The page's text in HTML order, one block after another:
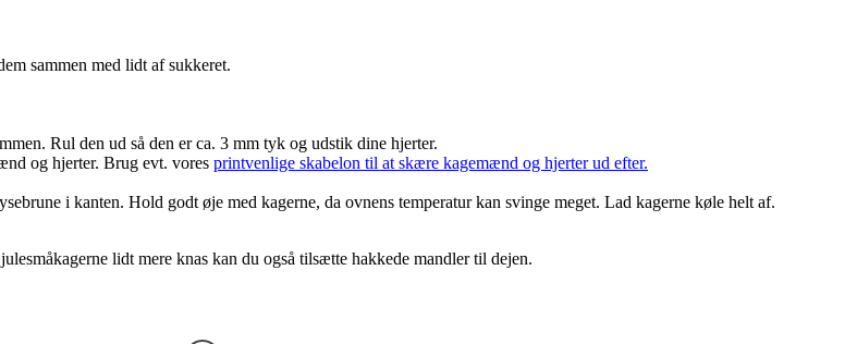
sammen med lidt af sukkeret.
Rul den ud så den er ca. 3 mm tyk og udstik dine hjerter.
og hjerter. Brug evt. vores printvenlige skabelon til at skære kagemænd og hjerter ud efter.
i kanten. Hold godt øje med kagerne, da ovnens temperatur kan svinge meget. Lad kagerne køle helt af.
lidt mere knas kan du også tilsætte hakkede mandler til dejen.